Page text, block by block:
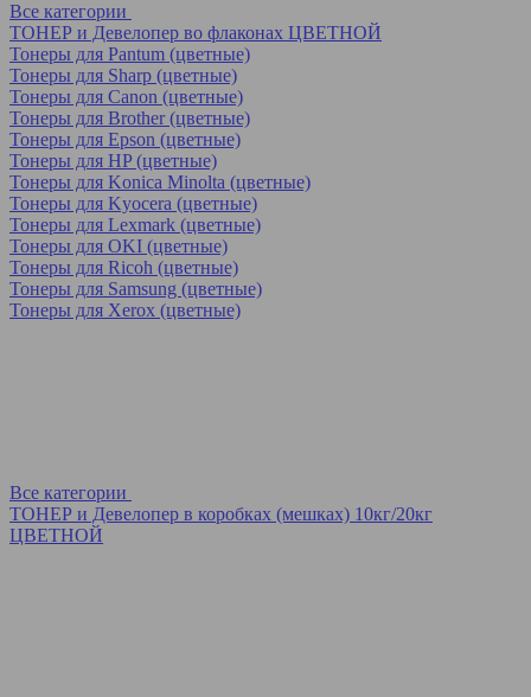
Все категории
ТОНЕР и Девелопер во флаконах ЦВЕТНОЙ
Тонеры для Pantum (цветные)
Тонеры для Sharp (цветные)
Тонеры для Canon (цветные)
Тонеры для Brother (цветные)
Тонеры для Epson (цветные)
Тонеры для HP (цветные)
Тонеры для Konica Minolta (цветные)
Тонеры для Kyocera (цветные)
Тонеры для Lexmark (цветные)
Тонеры для OKI (цветные)
Тонеры для Ricoh (цветные)
Тонеры для Samsung (цветные)
Тонеры для Xerox (цветные)
Все категории
ТОНЕР и Девелопер в коробках (мешках) 10кг/20кг
ЦВЕТНОЙ